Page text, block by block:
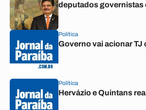
deputados governistas
Política
Governo vai acionar TJ
Política
Hervázio e Quintans